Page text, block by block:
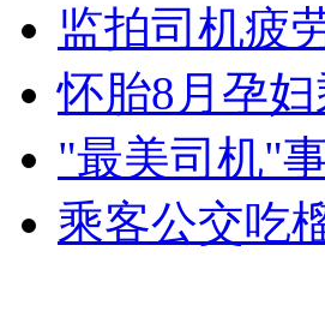
消防员救轻生者 花炮节热闹非凡
监拍司机疲
怀胎8月孕
"最美司机"
乘客公交吃